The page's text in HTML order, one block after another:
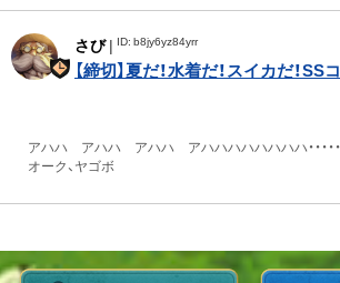
さび| ID: b8jy6yz84yrr
【締切】夏だ！水着だ！スイカだ！SS
アハハ アハハ アハハ アハハハハハハハハ・・・・・・
オーク、ヤゴボ